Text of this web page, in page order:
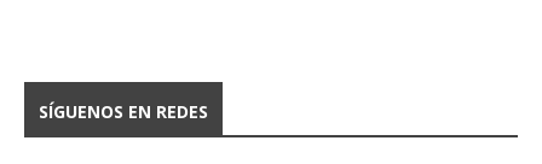
SÍGUENOS EN REDES